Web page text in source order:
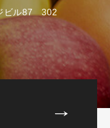
ビル87 302